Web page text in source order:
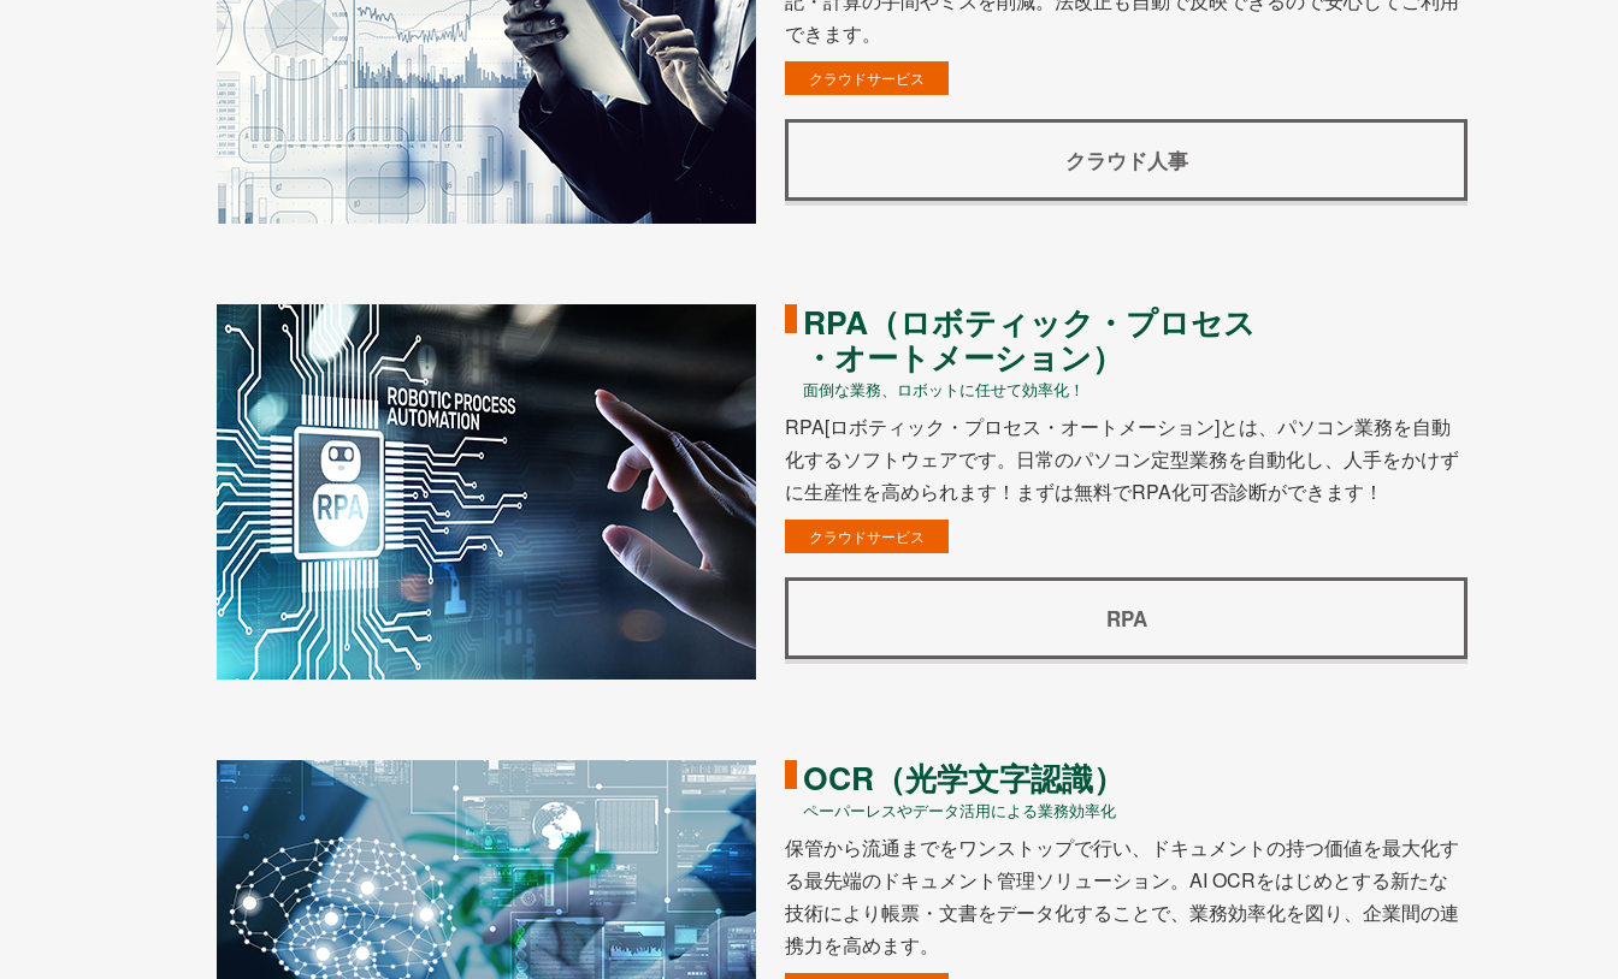
できます。
クラウドサービス
クラウド人事
RPA（ロボティック・プロセス
・オートメーション）
面倒な業務、ロボットに任せて効率化！
RPA[ロボティック・プロセス・オートメーション]とは、パソコン業務を自動
化するソフトウェアです。日常のパソコン定型業務を自動化し、人手をかけず
に生産性を高められます！まずは無料でRPA化可否診断ができます！
クラウドサービス
RPA
OCR（光学文字認識）
ペーパーレスやデータ活用による業務効率化
保管から流通までをワンストップで行い、ドキュメントの持つ価値を最大化す
る最先端のドキュメント管理ソリューション。AI OCRをはじめとする新たな
技術により帳票・文書をデータ化することで、業務効率化を図り、企業間の連
携力を高めます。